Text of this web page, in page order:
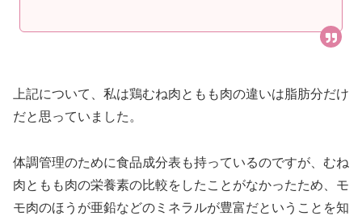
上記について、私は鶏むね肉ともも肉の違いは脂肪分だけ
だと思っていました。
体調管理のために食品成分表も持っているのですが、むね
肉ともも肉の栄養素の比較をしたことがなかったため、モ
モ肉のほうが亜鉛などのミネラルが豊富だということを知